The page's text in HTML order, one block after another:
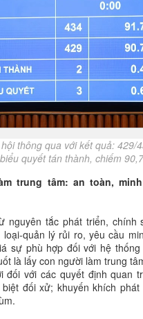
thông qua với kết quả: 429/
quyết tán thành, chiếm
trung tâm: an toàn,
nguyên tắc phát triển, chính
quản lý rủi ro, yêu cầu
sự phù hợp đối với hệ
là lấy con người làm trung
đối với các quyết định quan
đối xử; khuyến khích phát